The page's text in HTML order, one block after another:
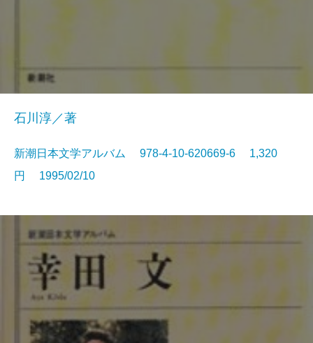
石川淳／著
新潮日本文学アルバム 978-4-10-620669-6 1,320
円 1995/02/10